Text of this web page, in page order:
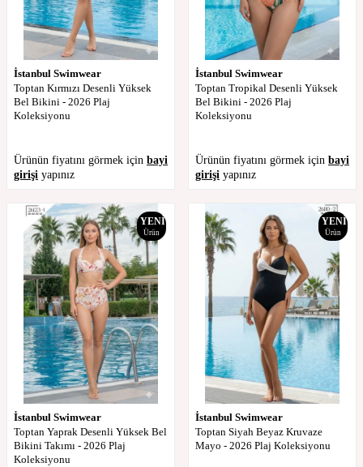
İstanbul Swimwear
Toptan Kırmızı Desenli Yüksek
Bel Bikini - 2026 Plaj
Koleksiyonu
Ürünün fiyatını görmek için bayi
girişi yapınız
İstanbul Swimwear
Toptan Tropikal Desenli Yüksek
Bel Bikini - 2026 Plaj
Koleksiyonu
Ürünün fiyatını görmek için bayi
girişi yapınız
YENI
Ürün
İstanbul Swimwear
Toptan Yaprak Desenli Yüksek Bel
Bikini Takımı - 2026 Plaj
Koleksiyonu
YENI
Ürün
İstanbul Swimwear
Toptan Siyah Beyaz Kruvaze
Mayo - 2026 Plaj Koleksiyonu